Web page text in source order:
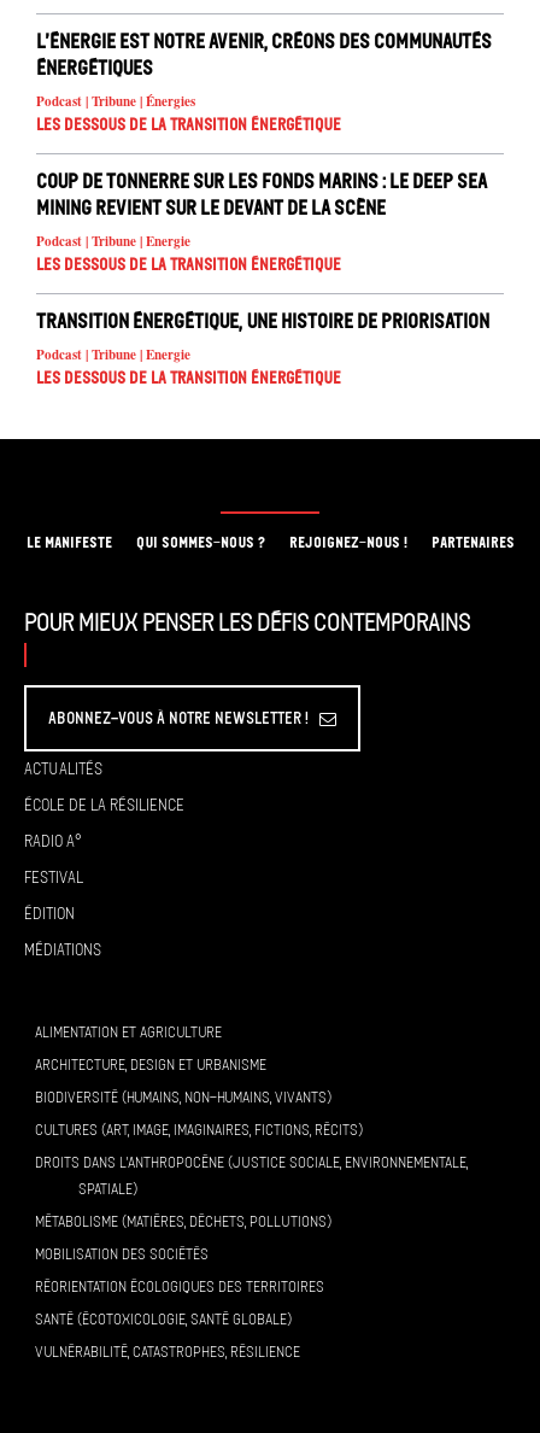
L’énergie est notre avenir, créons des communautés
énergétiques
Podcast | Tribune | Énergies
Les dessous de la transition énergétique
Coup de tonnerre sur les fonds marins : le deep sea
mining revient sur le devant de la scène
Podcast | Tribune | Energie
Les dessous de la transition énergétique
Transition énergétique, une histoire de priorisation
Podcast | Tribune | Energie
Les dessous de la transition énergétique
LE MANIFESTE QUI SOMMES-NOUS ? REJOIGNEZ-NOUS ! PARTENAIRES
Pour mieux penser les défis contemporains
Abonnez-vous à Notre Newsletter !
Actualités
École de la résilience
Radio A°
Festival
Édition
Médiations
ALIMENTATION ET AGRICULTURE
ARCHITECTURE, DESIGN ET URBANISME
BIODIVERSITÉ (HUMAINS, NON-HUMAINS, VIVANTS)
CULTURES (ART, IMAGE, IMAGINAIRES, FICTIONS, RÉCITS)
DROITS DANS L’ANTHROPOCÈNE (JUSTICE SOCIALE, ENVIRONNEMENTALE,
SPATIALE)
MÉTABOLISME (MATIÈRES, DÉCHETS, POLLUTIONS)
MOBILISATION DES SOCIÉTÉS
RÉORIENTATION ÉCOLOGIQUES DES TERRITOIRES
SANTÉ (ÉCOTOXICOLOGIE, SANTÉ GLOBALE)
VULNÉRABILITÉ, CATASTROPHES, RÉSILIENCE